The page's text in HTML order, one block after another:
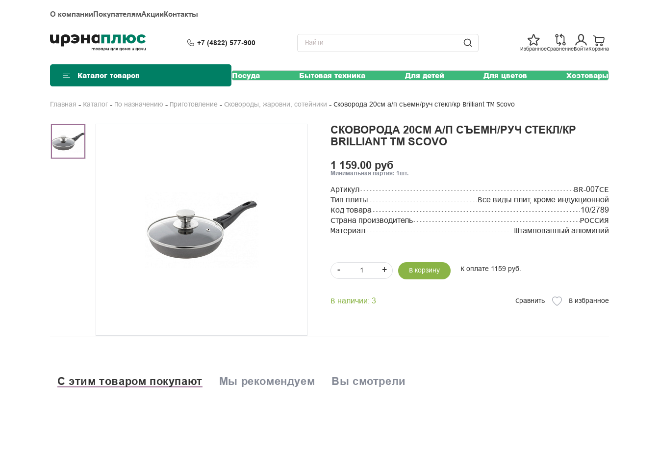
О компанииПокупателямАкцииКонтакты
+7 (4822) 577-900
ИзбранноеСравнение Войти Корзина
Каталог товаров Посуда Бытовая техника Для детей Для цветов Хозтовары
Главная Каталог По назначению Приготовление Сковороды, жаровни, сотейники Сковорода 20см а/п съемн/руч стекл/кр Brilliant ТМ Scovo
СКОВОРОДА 20СМ А/П СЪЕМН/РУЧ СТЕКЛ/КР
BRILLIANT ТМ SCOVO
1 159.00 руб
Минимальная партия: 1шт.
Артикул
BR-007СЕ
Тип плиты
Все виды плит, кроме индукционной
Код товара
10/2789
Страна производитель
РОССИЯ
Материал
Штампованный алюминий
- + В корзину К оплате 1159 руб.
В наличии: 3 Сравнить В избранное
С этим товаром покупают Мы рекомендуем Вы смотрели